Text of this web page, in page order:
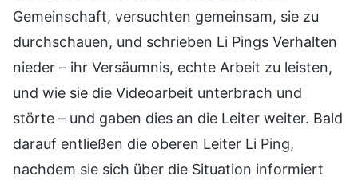
Gemeinschaft, versuchten gemeinsam, sie zu
durchschauen, und schrieben Li Pings Verhalten
nieder – ihr Versäumnis, echte Arbeit zu leisten,
und wie sie die Videoarbeit unterbrach und
störte – und gaben dies an die Leiter weiter. Bald
darauf entließen die oberen Leiter Li Ping,
nachdem sie sich über die Situation informiert